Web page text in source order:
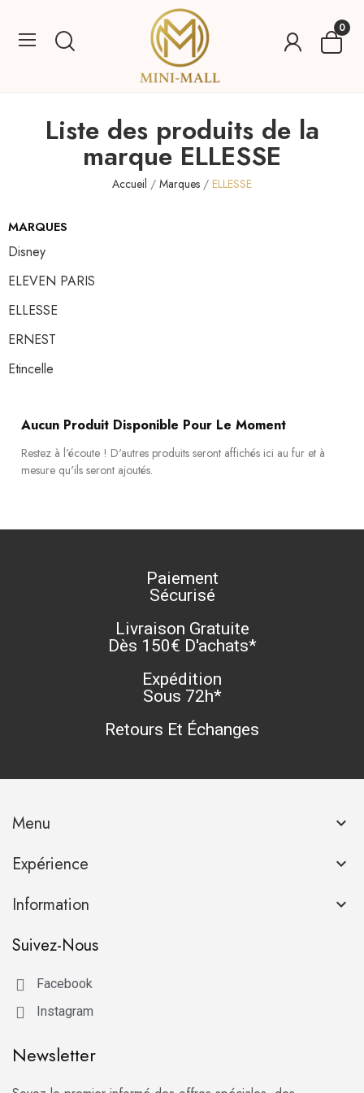
0
Liste des produits de la
marque ELLESSE
Accueil Marques ELLESSE
MARQUES
Disney
ELEVEN PARIS
ELLESSE
ERNEST
Etincelle
Aucun Produit Disponible Pour Le Moment
Restez à l'écoute ! D'autres produits seront affichés ici au fur et à
mesure qu'ils seront ajoutés.
Paiement
Sécurisé
Livraison Gratuite
Dès 150€ D'achats*
Expédition
Sous 72h*
Retours Et Échanges
Menu 
Expérience 
Information 
Suivez-Nous
Facebook
Instagram
Newsletter